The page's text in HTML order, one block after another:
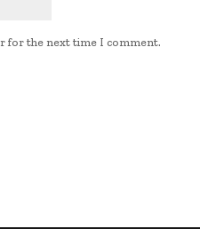
for the next time I comment.